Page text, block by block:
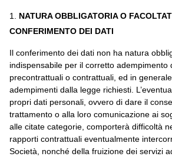
NATURA OBBLIGATORIA O
CONFERIMENTO DEI DATI
Il conferimento dei dati non ha natura
indispensabile per il corretto adempimento
precontrattuali o contrattuali, ed in
adempimenti dalla legge richiesti.
propri dati personali, ovvero di dare il
trattamento o alla loro comunicazione ai
alle citate categorie, comporterà difficoltà
rapporti contrattuali eventualmente
Società, nonché della fruizione dei servizi